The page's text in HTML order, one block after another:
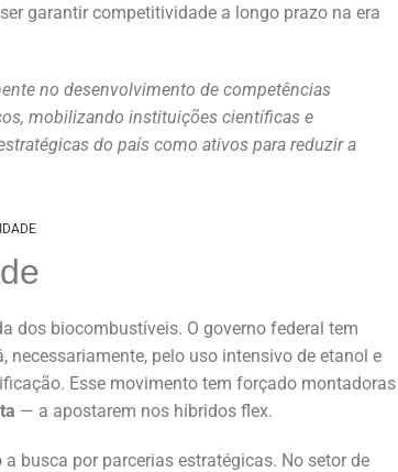
garantir competitividade a longo prazo na era
no desenvolvimento de competências
mobilizando instituições científicas e
do país como ativos para reduzir a
dos biocombustíveis. O governo federal tem
pelo uso intensivo de etanol e
Esse movimento tem forçado montadoras
— a apostarem nos híbridos flex.
busca por parcerias estratégicas. No setor de